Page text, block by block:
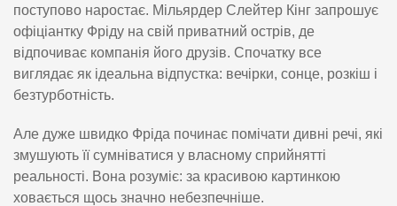
поступово наростає. Мільярдер Слейтер Кінг запрошує
офіціантку Фріду на свій приватний острів, де
відпочиває компанія його друзів. Спочатку все
виглядає як ідеальна відпустка: вечірки, сонце, розкіш і
безтурботність.
Але дуже швидко Фріда починає помічати дивні речі, які
змушують її сумніватися у власному сприйнятті
реальності. Вона розуміє: за красивою картинкою
ховається щось значно небезпечніше.